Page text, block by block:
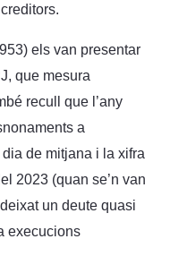
els van presentar
que mesura
recull que l’any
a
de mitjana i la xifra
2023 (quan se’n van
un deute quasi
execucions